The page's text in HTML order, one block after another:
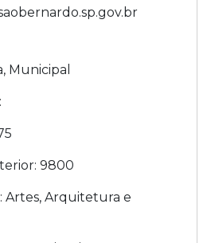
, Municipal
9800
Artes, Arquitetura e